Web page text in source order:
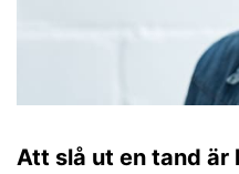
Att slå ut en tand är